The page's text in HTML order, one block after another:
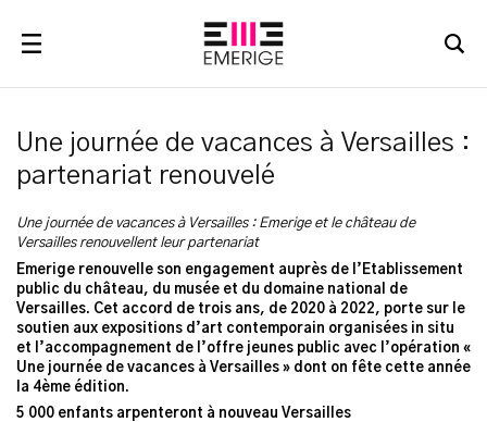
RECHERCHER
Une journée de vacances à Versailles :
partenariat renouvelé
Une journée de vacances à Versailles : Emerige et le château de
Versailles renouvellent leur partenariat
Emerige renouvelle son engagement auprès de l’Etablissement
public du château, du musée et du domaine national de
Versailles. Cet accord de trois ans, de 2020 à 2022, porte sur le
soutien aux expositions d’art contemporain organisées in situ
et l’accompagnement de l’offre jeunes public avec l’opération «
Une journée de vacances à Versailles » dont on fête cette année
la 4ème édition.
5 000 enfants arpenteront à nouveau Versailles